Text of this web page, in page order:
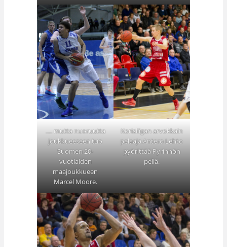
…. mutta nuoruutta
joukkueeseen tuo
Suomen 20-
vuotiaiden
maajoukkueen
Marcel Moore.
Korisliigan arvokkain
pelaaja Antero Lehto
pyörittää Pyrinnön
peliä.